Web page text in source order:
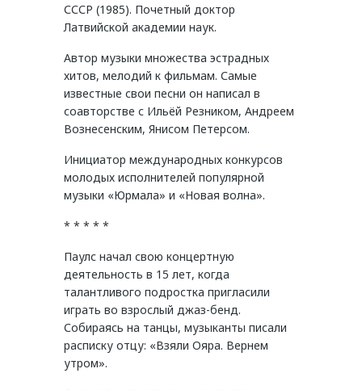
СССР (1985). Почетный доктор
Латвийской академии наук.
Автор музыки множества эстрадных
хитов, мелодий к фильмам. Самые
известные свои песни он написал в
соавторстве с Ильёй Резником, Андреем
Вознесенским, Янисом Петерсом.
Инициатор международных конкурсов
молодых исполнителей популярной
музыки «Юрмала» и «Новая волна».
* * * * *
Паулс начал свою концертную
деятельность в 15 лет, когда
талантливого подростка пригласили
играть во взрослый джаз-бенд.
Собираясь на танцы, музыканты писали
расписку отцу: «Взяли Ояра. Вернем
утром».